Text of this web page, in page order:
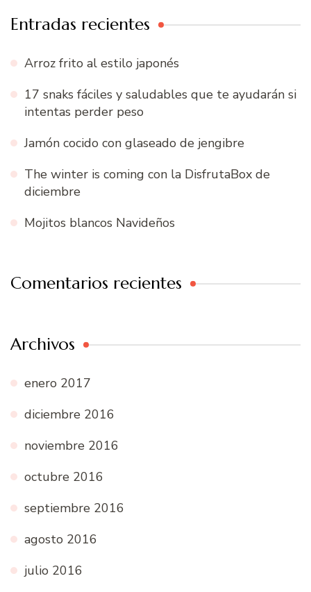
Entradas recientes
Arroz frito al estilo japonés
17 snaks fáciles y saludables que te ayudarán si
intentas perder peso
Jamón cocido con glaseado de jengibre
The winter is coming con la DisfrutaBox de
diciembre
Mojitos blancos Navideños
Comentarios recientes
Archivos
enero 2017
diciembre 2016
noviembre 2016
octubre 2016
septiembre 2016
agosto 2016
julio 2016